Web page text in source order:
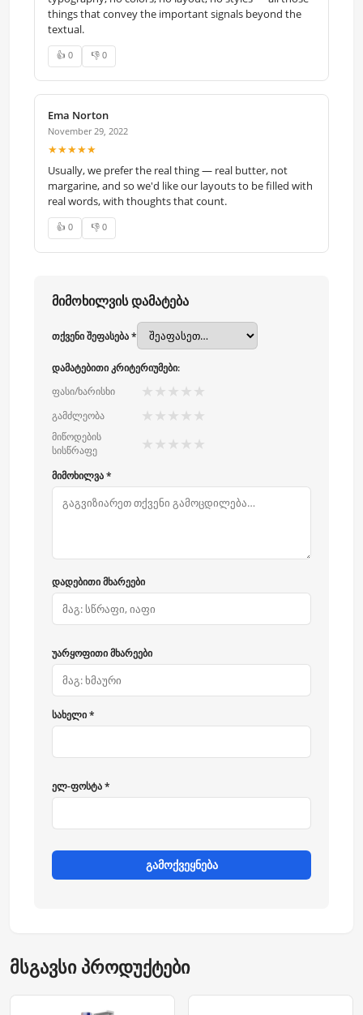
things that convey the important signals beyond the
textual.
👍 0 👎 0
Ema Norton
November 29, 2022
★★★★★
Usually, we prefer the real thing — real butter, not
margarine, and so we'd like our layouts to be filled with
real words, with thoughts that count.
👍 0 👎 0
მიმოხილვის დამატება
თქვენი შეფასება *
დამატებითი კრიტერიუმები:
ფასი/ხარისხი
★ ★ ★ ★ ★
გამძლეობა ★ ★ ★ ★ ★
მიწოდების
სისწრაფე
★ ★ ★ ★ ★
მიმოხილვა *
დადებითი მხარეები
უარყოფითი მხარეები
სახელი *
ელ-ფოსტა *
გამოქვეყნება
მსგავსი პროდუქტები